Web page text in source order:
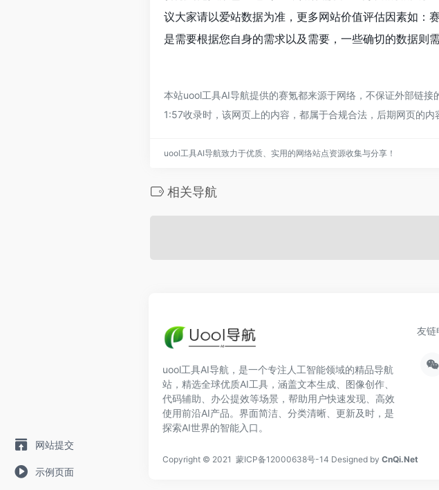
网站提交
示例页面
议大家请以爱站数据为准，更多网站价值评估因素如：
是需要根据您自身的需求以及需要，一些确切的数据则
本站uool工具AI导航提供的赛氪都来源于网络，不保证外部链
1:57收录时，该网页上的内容，都属于合规合法，后期网页的
uool工具AI导航致力于优质、实用的网络站点资源收集与分享！
相关导航
uool工具AI导航，是一个专注人工智能领域的精品导航
站，精选全球优质AI工具，涵盖文本生成、图像创作、
代码辅助、办公提效等场景，帮助用户快速发现、高效
使用前沿AI产品。界面简洁、分类清晰、更新及时，是
探索AI世界的智能入口。
友链
Copyright © 2021 蒙ICP备12000638号-14 Designed by CnQi.Net